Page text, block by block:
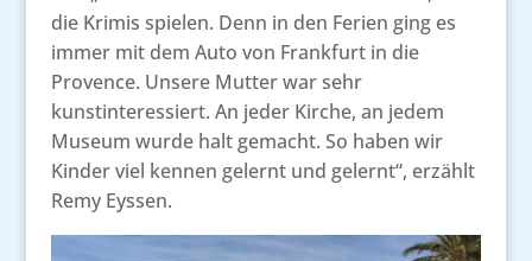
die Krimis spielen. Denn in den Ferien ging es
immer mit dem Auto von Frankfurt in die
Provence. Unsere Mutter war sehr
kunstinteressiert. An jeder Kirche, an jedem
Museum wurde halt gemacht. So haben wir
Kinder viel kennen gelernt und gelernt“, erzählt
Remy Eyssen.